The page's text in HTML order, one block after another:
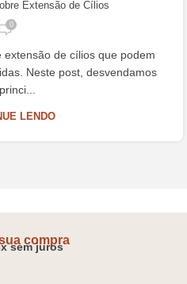
Extensão de Cílios
0
extensão de cílios que podem
Neste post, desvendamos
LENDO
compra
sem juros